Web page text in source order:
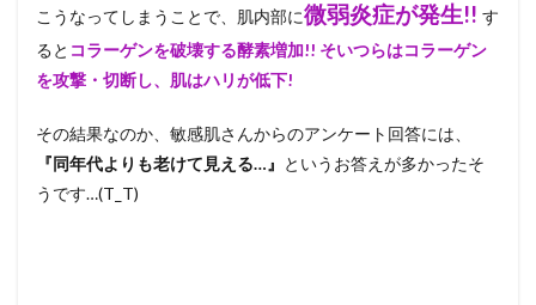
こうなってしまうことで、肌内部に微弱炎症が発生!! す
ると コラーゲンを破壊する酵素増加!! そいつらはコラーゲン
を攻撃・切断し、 肌はハリが低下!
その結果なのか、敏感肌さんからのアンケート回答には、
『同年代よりも老けて見える…』 というお答えが多かったそ
うです…(T_T)